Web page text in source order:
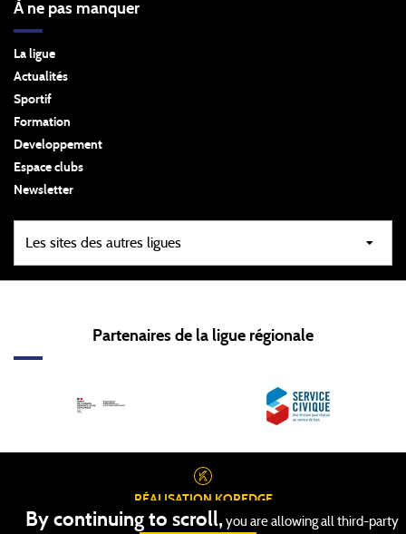
À ne pas manquer
La ligue
Actualités
Sportif
Formation
Developpement
Espace clubs
Newsletter
Partenaires de la ligue régionale
RÉALISATION KOREDGE
PROTECTION DES DONNÉES
GESTION DES COOKIES
By continuing to scroll, you are allowing all third-party